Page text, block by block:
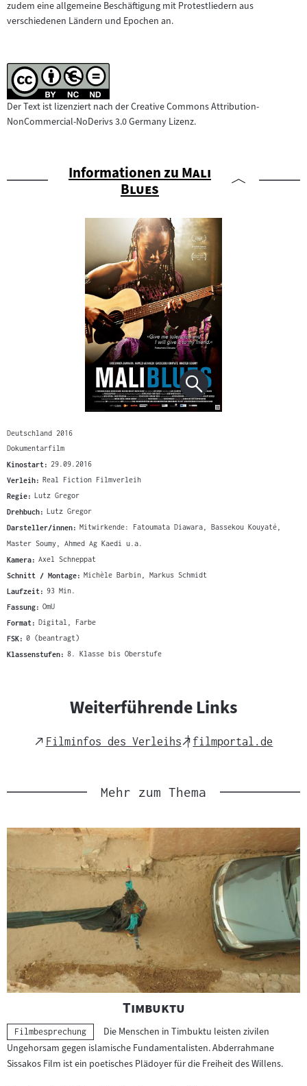
zudem eine allgemeine Beschäftigung mit Protestliedern aus
verschiedenen Ländern und Epochen an.
Der Text ist lizenziert nach der Creative Commons Attribution-
NonCommercial-NoDerivs 3.0 Germany Lizenz.
Informationen zu "
Mali
Blues
Deutschland 2016
Dokumentarfilm
Kinostart: 29.09.2016
Verleih: Real Fiction Filmverleih
Regie: Lutz Gregor
Drehbuch: Lutz Gregor
Darsteller/innen: Mitwirkende: Fatoumata Diawara, Bassekou Kouyaté,
Master Soumy, Ahmed Ag Kaedi u.a.
Kamera: Axel Schneppat
Schnitt / Montage: Michèle Barbin, Markus Schmidt
Laufzeit: 93 Min.
Fassung: OmU
Format: Digital, Farbe
FSK: 0 (beantragt)
Klassenstufen: 8. Klasse bis Oberstufe
Weiterführende Links
External
Filminfos des Verleihs
External
filmportal.de
Mehr zum Thema
"
Timbuktu"
Kategorie:
Filmbesprechung
Die Menschen in Timbuktu leisten zivilen
Ungehorsam gegen islamische Fundamentalisten. Abderrahmane
Sissakos Film ist ein poetisches Plädoyer für die Freiheit des Willens.